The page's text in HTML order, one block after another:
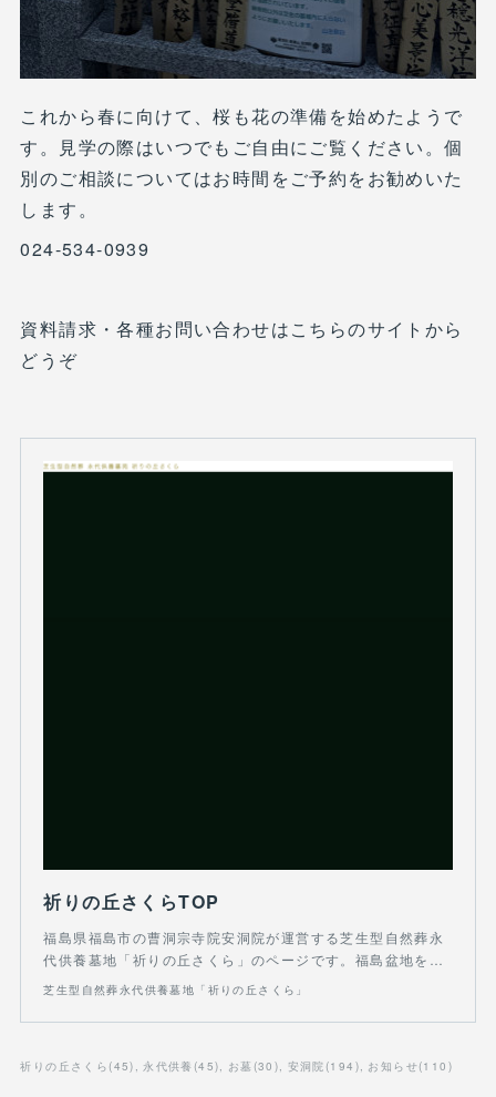
これから春に向けて、桜も花の準備を始めたようで
す。見学の際はいつでもご自由にご覧ください。個
別のご相談についてはお時間をご予約をお勧めいた
します。
024-534-0939
資料請求・各種お問い合わせはこちらのサイトから
どうぞ
祈りの丘さくらTOP
福島県福島市の曹洞宗寺院安洞院が運営する芝生型自然葬永
代供養墓地「祈りの丘さくら」のページです。福島盆地を…
芝生型自然葬永代供養墓地「祈りの丘さくら」
祈りの丘さくら (45) 永代供養 (45) お墓 (30 ) 安洞院 (194 ) お知らせ(110 )